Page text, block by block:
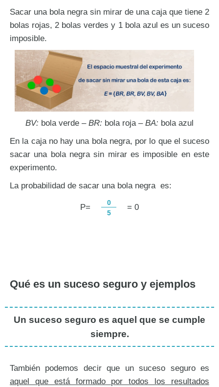
Sacar una bola negra sin mirar de una caja que tiene 2
bolas rojas, 2 bolas verdes y 1 bola azul es un suceso
imposible.
BV: bola verde – BR: bola roja – BA: bola azul
En la caja no hay una bola negra, por lo que el suceso
sacar una bola negra sin mirar es imposible en este
experimento.
La probabilidad de sacar una bola negra es:
P=
0
5
= 0
Qué es un suceso seguro y ejemplos
Un suceso seguro es aquel que se cumple
siempre.
También podemos decir que un suceso seguro es
aquel que está formado por todos los resultados